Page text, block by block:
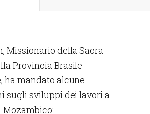
Missionario della Sacra
Provincia Brasile
ha mandato alcune
sugli sviluppi dei lavori a